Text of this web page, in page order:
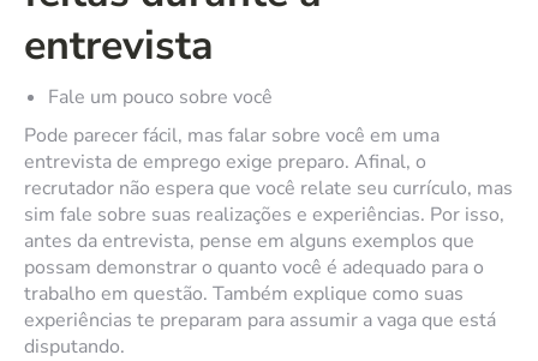
entrevista
Fale um pouco sobre você
Pode parecer fácil, mas falar sobre você em uma
entrevista de emprego exige preparo. Afinal, o
recrutador não espera que você relate seu currículo, mas
sim fale sobre suas realizações e experiências. Por isso,
antes da entrevista, pense em alguns exemplos que
possam demonstrar o quanto você é adequado para o
trabalho em questão. Também explique como suas
experiências te preparam para assumir a vaga que está
disputando.